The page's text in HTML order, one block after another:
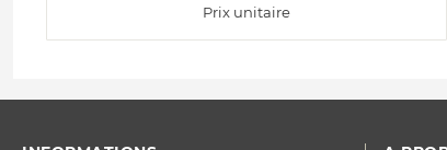
Prix unitaire